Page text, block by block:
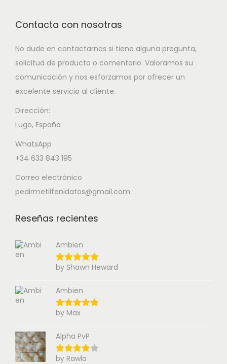
Contacta con nosotras
No dude en contactarnos si tiene alguna pregunta,
solicitud de producto o comentario. Valoramos su
comunicación y nos esforzamos por ofrecer un
excelente servicio al cliente.
Dirección:
Lugo, España
WhatsApp
+34 633 843 195
Correo electrónico
pedirmetilfenidatos@gmail.com
Reseñas recientes
Ambien
by Shawn Heward
Ambien
by Max
Alpha PvP
by Rawla